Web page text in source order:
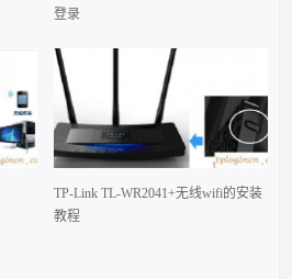
登录
TP-Link TL-WR2041+无线wifi的安装
教程